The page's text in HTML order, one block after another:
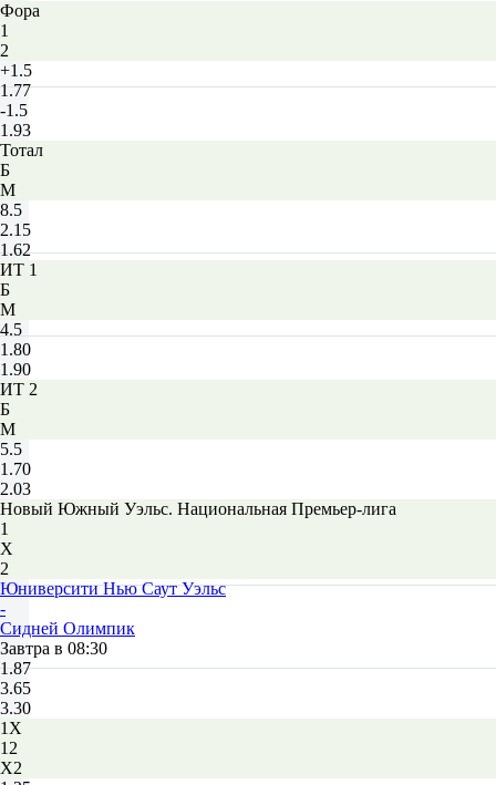
Фора
1
2
+1.5
1.77
-1.5
1.93
Тотал
Б
М
8.5
2.15
1.62
ИТ 1
Б
М
4.5
1.80
1.90
ИТ 2
Б
М
5.5
1.70
2.03
Новый Южный Уэльс. Национальная Премьер-лига
1
Х
2
Юниверсити Нью Саут Уэльс
-
Сидней Олимпик
Завтра в 08:30
1.87
3.65
3.30
1X
12
X2